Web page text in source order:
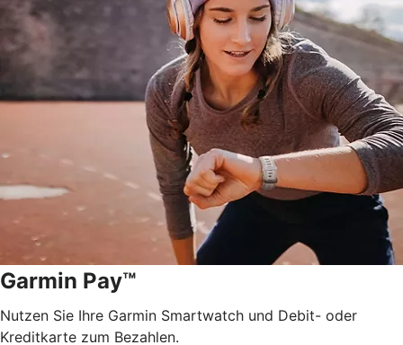
Garmin Pay™
Nutzen Sie Ihre Garmin Smartwatch und Debit- oder
Kreditkarte zum Bezahlen.